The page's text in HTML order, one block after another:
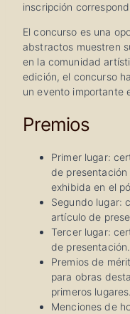
inscripción
El concurso es una
abstractos muestren
en la comunidad
edición, el concurso
un evento importante
Premios
Primer lugar:
de
exhibida en el
Segundo lugar:
artículo de
Tercer lugar:
de presentación.
Premios de
para obras
primeros lugares.
Menciones de